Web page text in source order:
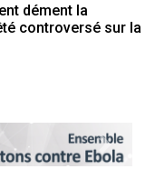
dément la
controversé sur la
Next